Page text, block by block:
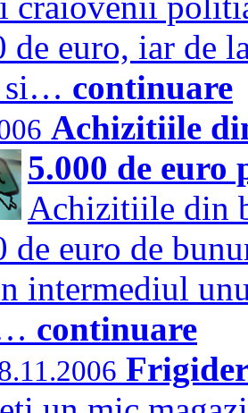
de euro, iar de
si… continuare
Achizitiile
5.000 de
Achizitiile din
de euro de
intermediul
continuare